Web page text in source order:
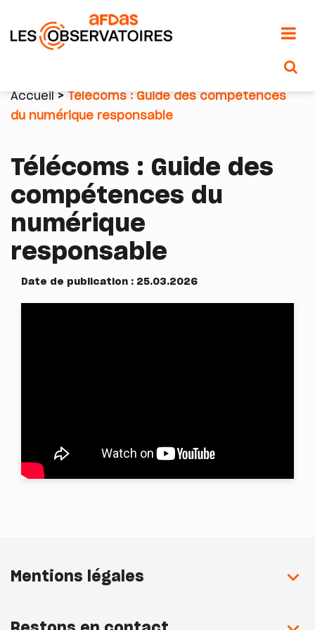
au
contenu
d'Ariane
Accueil
Télécoms : Guide des compétences
du numérique responsable
Télécoms : Guide des
compétences du
numérique
responsable
Date de publication : 25.03.2026
Mentions légales